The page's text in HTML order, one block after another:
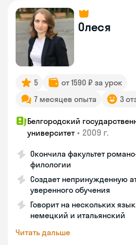
Олеся
5
от 1590 ₽ за урок
7 месяцев опыта
3
Белгородский
университет • 2009 г.
Окончила факультет
филологии
Создает непринужденную
уверенного обучения
Говорит на нескольких
немецкий и итальянский
Читать дальше